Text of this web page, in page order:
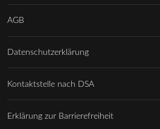
AGB
Datenschutzerklärung
Kontaktstelle nach DSA
Erklärung zur Barrierefreiheit